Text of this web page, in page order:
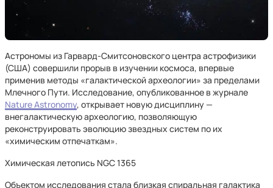
Астрономы из Гарвард-Смитсоновского центра астрофизики
(США) совершили прорыв в изучении космоса, впервые
применив методы «галактической археологии» за пределами
Млечного Пути. Исследование, опубликованное в журнале
Nature Astronomy, открывает новую дисциплину —
внегалактическую археологию, позволяющую
реконструировать эволюцию звездных систем по их
«химическим отпечаткам».
Химическая летопись NGC 1365
Объектом исследования стала близкая спиральная галактика